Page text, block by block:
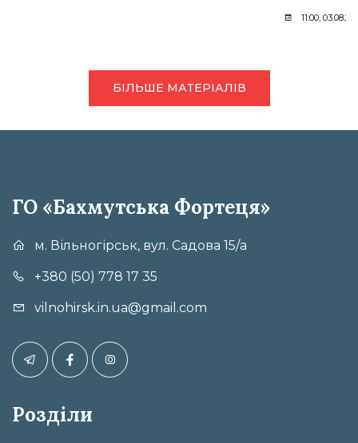
11:00,
БІЛЬШЕ МАТЕРІАЛІВ
ГО «Бахмутська Фортеця»
м. Вільногірськ, вул. Садова 15/а
+380 (50) 778 17 35
vilnohirsk.in.ua@gmail.com
Розділи